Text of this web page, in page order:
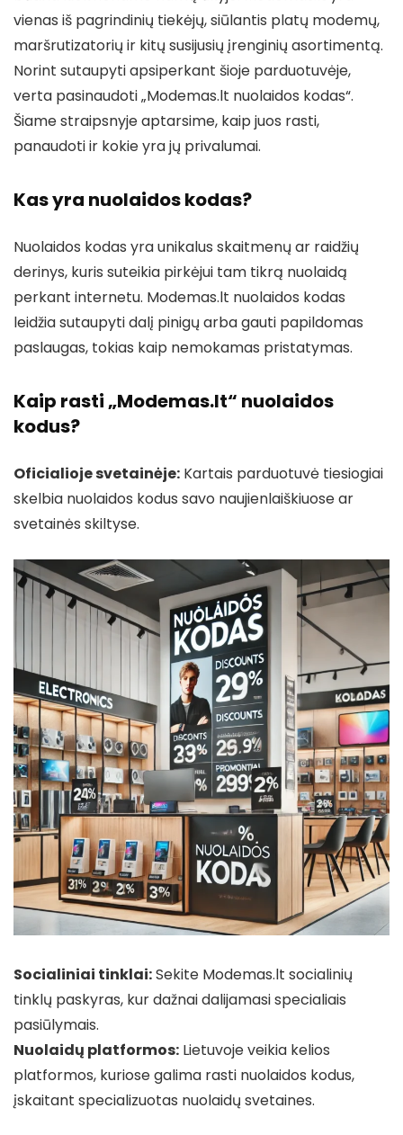
vienas iš pagrindinių tiekėjų, siūlantis platų modemų,
maršrutizatorių ir kitų susijusių įrenginių asortimentą.
Norint sutaupyti apsiperkant šioje parduotuvėje,
verta pasinaudoti „Modemas.lt nuolaidos kodas“.
Šiame straipsnyje aptarsime, kaip juos rasti,
panaudoti ir kokie yra jų privalumai.
Kas yra nuolaidos kodas?
Nuolaidos kodas yra unikalus skaitmenų ar raidžių
derinys, kuris suteikia pirkėjui tam tikrą nuolaidą
perkant internetu. Modemas.lt nuolaidos kodas
leidžia sutaupyti dalį pinigų arba gauti papildomas
paslaugas, tokias kaip nemokamas pristatymas.
Kaip rasti „Modemas.lt“ nuolaidos
kodus?
Oficialioje svetainėje: Kartais parduotuvė tiesiogiai
skelbia nuolaidos kodus savo naujienlaiškiuose ar
svetainės skiltyse.
Socialiniai tinklai:Sekite Modemas.lt socialinių
tinklų paskyras, kur dažnai dalijamasi specialiais
pasiūlymais.
Nuolaidų platformos: Lietuvoje veikia kelios
platformos, kuriose galima rasti nuolaidos kodus,
įskaitant specializuotas nuolaidų svetaines.